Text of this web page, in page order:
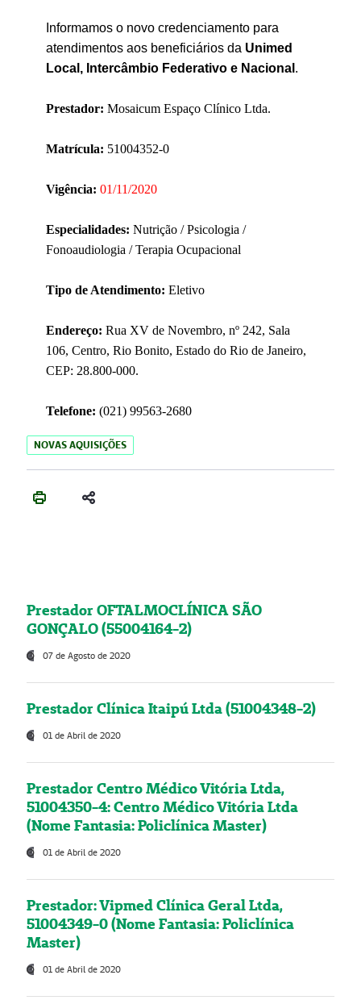
Informamos o novo credenciamento para
atendimentos aos beneficiários da Unimed
Local, Intercâmbio Federativo e Nacional .
Prestador: Mosaicum Espaço Clínico Ltda.
Matrícula: 51004352-0
Vigência: 01/11/2020
Especialidades: Nutrição / Psicologia /
Fonoaudiologia / Terapia Ocupacional
Tipo de Atendimento: Eletivo
Endereço: Rua XV de Novembro, nº 242, Sala
106, Centro, Rio Bonito, Estado do Rio de Janeiro,
CEP: 28.800-000.
Telefone: (021) 99563-2680
NOVAS AQUISIÇÕES
Prestador OFTALMOCLÍNICA SÃO
GONÇALO (55004164-2)
07 de Agosto de 2020
Prestador Clínica Itaipú Ltda (51004348-2)
01 de Abril de 2020
Prestador Centro Médico Vitória Ltda,
51004350-4: Centro Médico Vitória Ltda
(Nome Fantasia: Policlínica Master)
01 de Abril de 2020
Prestador: Vipmed Clínica Geral Ltda,
51004349-0 (Nome Fantasia: Policlínica
Master)
01 de Abril de 2020